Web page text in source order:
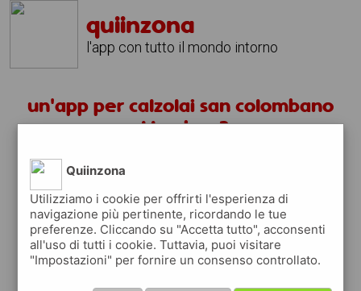
quiinzona
l'app con tutto il mondo intorno
un'app per calzolai san colombano
al lambro ?
scarica gratis app
quiinzona è una app
gratuita
che ti aiuta se cerchi 'un'app per calzolai
premia ogni volta che la usi
Quiinzona
Utilizziamo i cookie per offrirti l'esperienza di
navigazione più pertinente, ricordando le tue
preferenze. Cliccando su "Accetta tutto", acconsenti
all'uso di tutti i cookie. Tuttavia, puoi visitare
"Impostazioni" per fornire un consenso controllato.